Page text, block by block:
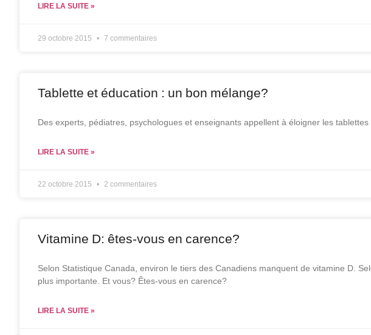
LIRE LA SUITE »
29 octobre 2015 7 commentaires
Tablette et éducation : un bon mélange?
Des experts, pédiatres, psychologues et enseignants appellent à éloigner les
LIRE LA SUITE »
22 octobre 2015 2 commentaires
Vitamine D: êtes-vous en carence?
Selon Statistique Canada, environ le tiers des Canadiens manquent de vitamine D.
plus importante. Et vous? Êtes-vous en carence?
LIRE LA SUITE »